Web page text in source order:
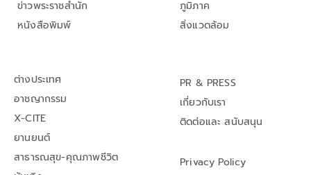
ข่าวพระราชสำนัก
หนังสือพิมพ์
ภูมิภาค
สิ่งแวดล้อม
ต่างประเทศ
อาชญากรรม
X-CITE
ยานยนต์
สาธารณสุข-คุณภาพชีวิต
PR & PRESS
เกี่ยวกับเรา
ติดต่อและ สนับสนุน
Privacy Policy